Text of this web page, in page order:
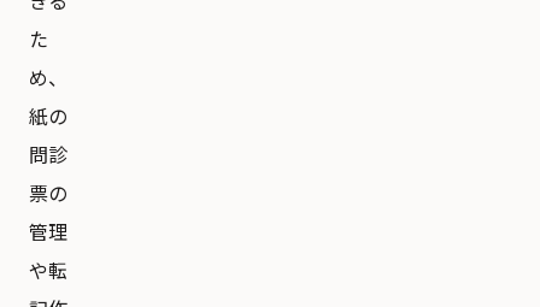
た
め、
紙の
問診
票の
管理
や転